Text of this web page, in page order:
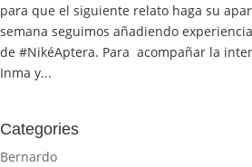
para que el siguiente relato haga su
semana seguimos añadiendo
de #NikéAptera. Para acompañar la
Inma y...
Categories
Bernardo